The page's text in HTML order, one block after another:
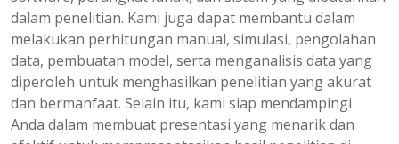
dalam penelitian. Kami juga dapat membantu dalam
melakukan perhitungan manual, simulasi, pengolahan
data, pembuatan model, serta menganalisis data yang
diperoleh untuk menghasilkan penelitian yang akurat
dan bermanfaat. Selain itu, kami siap mendampingi
Anda dalam membuat presentasi yang menarik dan